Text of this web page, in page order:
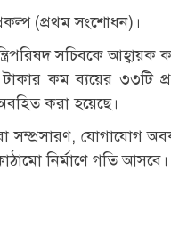
(প্রথম সংশোধন)।
সচিবকে আহ্বায়ক
কম ব্যয়ের ৩৩টি
করা হয়েছে।
সম্প্রসারণ, যোগাযোগ
নির্মাণে গতি আসবে।